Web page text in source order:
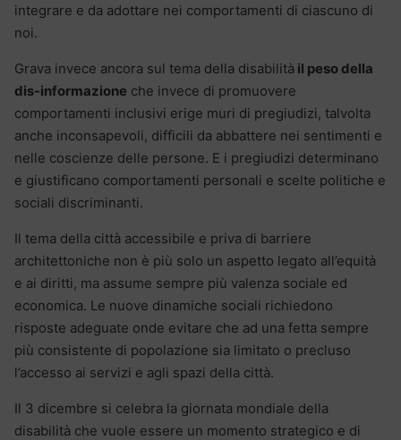
integrare e da adottare nei comportamenti di ciascuno di
noi.
Grava invece ancora sul tema della disabilità il peso della
dis-informazione che invece di promuovere
comportamenti inclusivi erige muri di pregiudizi, talvolta
anche inconsapevoli, difficili da abbattere nei sentimenti e
nelle coscienze delle persone. E i pregiudizi determinano
e giustificano comportamenti personali e scelte politiche e
sociali discriminanti.
Il tema della città accessibile e priva di barriere
architettoniche non è più solo un aspetto legato all’equità
e ai diritti, ma assume sempre più valenza sociale ed
economica. Le nuove dinamiche sociali richiedono
risposte adeguate onde evitare che ad una fetta sempre
più consistente di popolazione sia limitato o precluso
l’accesso ai servizi e agli spazi della città.
Il 3 dicembre si celebra la giornata mondiale della
disabilità che vuole essere un momento strategico e di